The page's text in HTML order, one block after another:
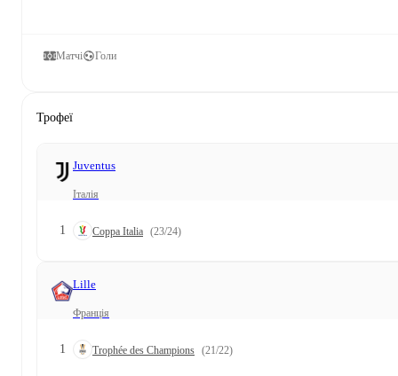
Матчі Голи
Трофеї
Juventus
Італія
1 Coppa Italia (23/24)
Lille
Франція
1 Trophée des Champions (21/22)